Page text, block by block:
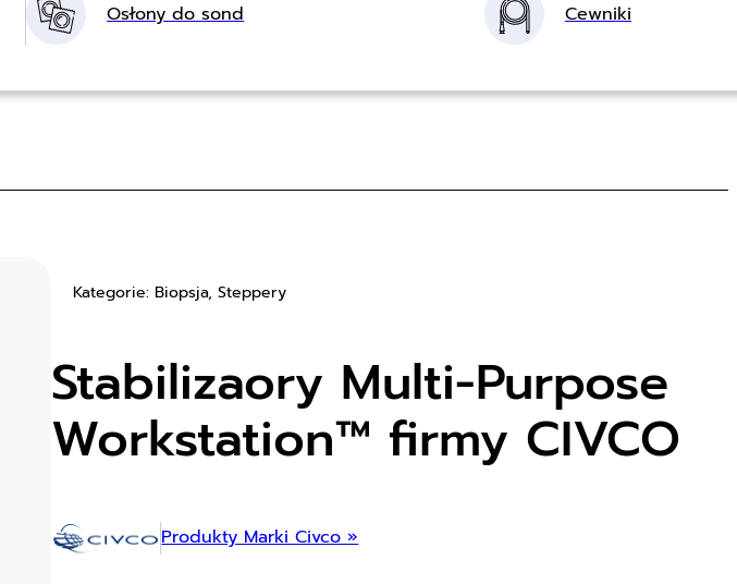
Osłony do sond Cewniki
Kategorie: Biopsja, Steppery
Stabilizaory Multi-Purpose
Workstation™ firmy CIVCO
Produkty Marki Civco »